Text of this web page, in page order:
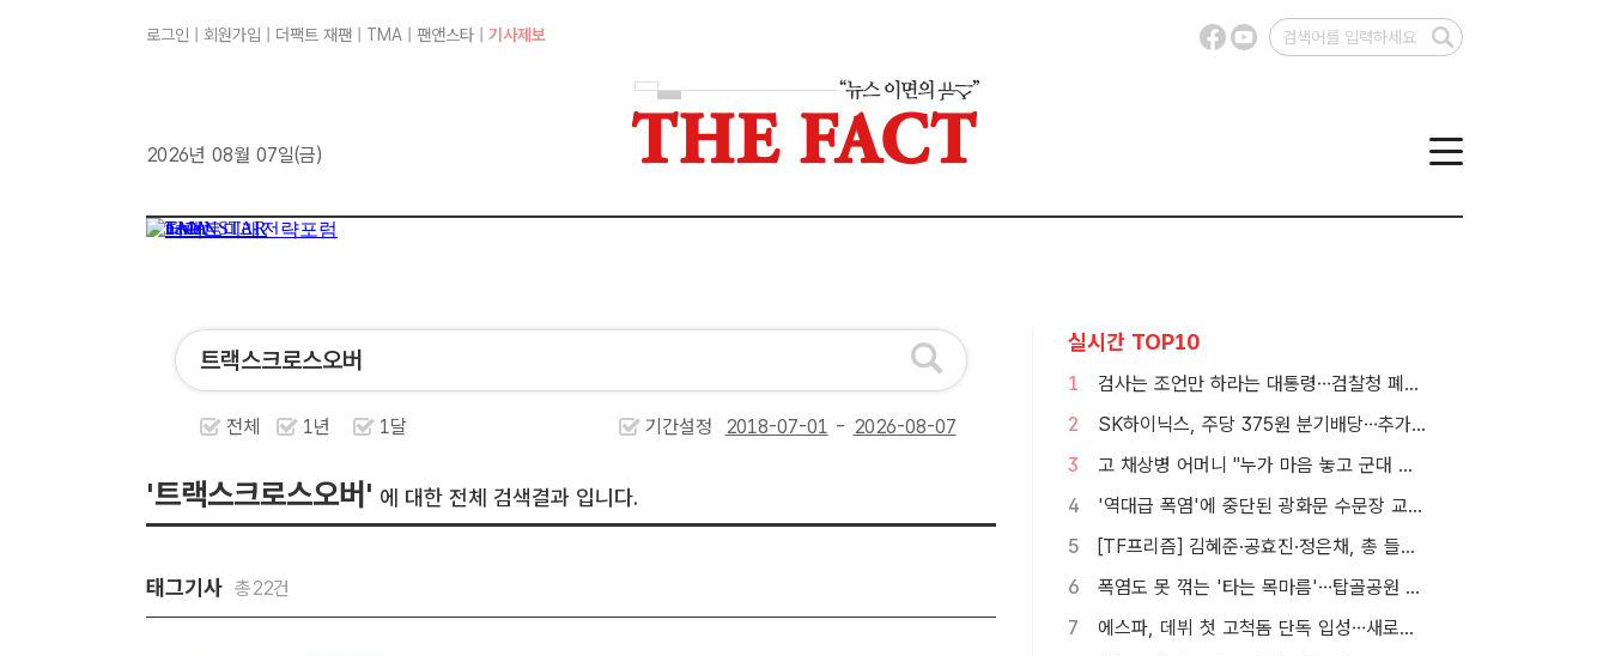
로그인 회원가입 더팩트 재팬 TMA 팬앤스타 기사제보
2026년 08월 07일(금)
전체 1년 1달 기간설정 -
'트랙스크로스오버' 에 대한 전체 검색결과 입니다.
태그기사 총22건
실시간 TOP10
1
검사는 조언만 하라는 대통령…검찰청 폐지 앞둔 합수본 '딜레마'
2
SK하이닉스, 주당 375원 분기배당…추가 주주환원 예고
3
고 채상병 어머니 "누가 마음 놓고 군대 보내겠나"…임성근 징역 3년에 분통
4
'역대급 폭염'에 중단된 광화문 수문장 교대 의식 [포토]
5
[TF프리즘] 김혜준·공효진·정은채, 총 들고 액션 한판
6
폭염도 못 꺾는 '타는 목마름'…탑골공원 아리수 냉장고 가보니
7
에스파, 데뷔 첫 고척돔 단독 입성…새로운 세계 열린다